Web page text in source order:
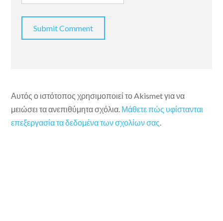
Αυτός ο ιστότοπος χρησιμοποιεί το Akismet για να
μειώσει τα ανεπιθύμητα σχόλια. Μάθετε πώς υφίστανται
επεξεργασία τα δεδομένα των σχολίων σας.